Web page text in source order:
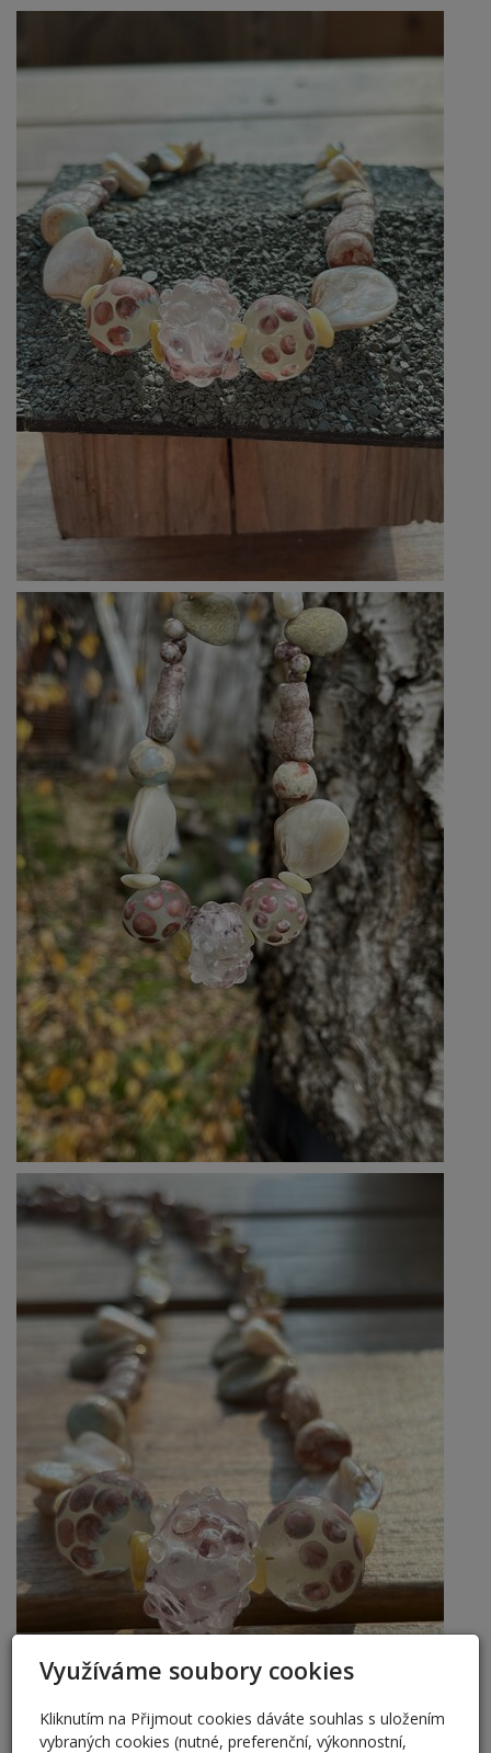
Využíváme soubory cookies
Kliknutím na Přijmout cookies dáváte souhlas s uložením
vybraných cookies (nutné, preferenční, výkonnostní,